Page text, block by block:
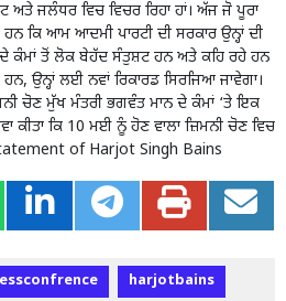
ਅਤੇ ਜਲੰਧਰ ਵਿਚ ਵਿਚਰ ਰਿਹਾ ਹਾਂ। ਅੱਜ ਜੋ ਪੂਰਾ
ਕਿ ਆਮ ਆਦਮੀ ਪਾਰਟੀ ਦੀ ਸਰਕਾਰ ਉਨ੍ਹਾਂ ਦੀ
ਕੰਮਾਂ ਤੋਂ ਲੋਕ ਬੇਹੱਦ ਸੰਤੁਸ਼ਟ ਹਨ ਅਤੇ ਕਹਿ ਰਹੇ ਹਨ
ਉਨ੍ਹਾਂ ਲਈ ਨਵਾਂ ਰਿਕਾਰਡ ਸਿਰਜਿਆ ਜਾਵੇਗਾ।
ਚੋਣ ਮੁੱਖ ਮੰਤਰੀ ਭਗਵੰਤ ਮਾਨ ਦੇ ਕੰਮਾਂ ‘ਤੇ ਇਕ
ਕੀਤਾ ਕਿ 10 ਮਈ ਨੂੰ ਹੋਣ ਵਾਲਾ ਜ਼ਿਮਨੀ ਚੋਣ ਵਿਚ
of Harjot Singh Bains
harjotbains